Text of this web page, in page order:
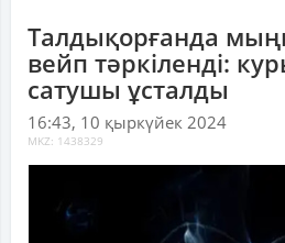
Талдықорғанда
вейп тәркіленді:
сатушы ұсталды
16:43, 10 қыркүйек 2024
MKZ: 1438329